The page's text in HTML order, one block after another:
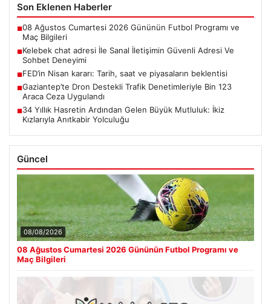
Son Eklenen Haberler
■08 Ağustos Cumartesi 2026 Gününün Futbol Programı ve
Maç Bilgileri
■Kelebek chat adresi İle Sanal İletişimin Güvenli Adresi Ve
Sohbet Deneyimi
■FED’in Nisan kararı: Tarih, saat ve piyasaların beklentisi
■Gaziantep’te Dron Destekli Trafik Denetimleriyle Bin 123
Araca Ceza Uygulandı
■34 Yıllık Hasretin Ardından Gelen Büyük Mutluluk: İkiz
Kızlarıyla Anıtkabir Yolculuğu
Güncel
08/08/2026
08 Ağustos Cumartesi 2026 Gününün Futbol Programı ve
Maç Bilgileri